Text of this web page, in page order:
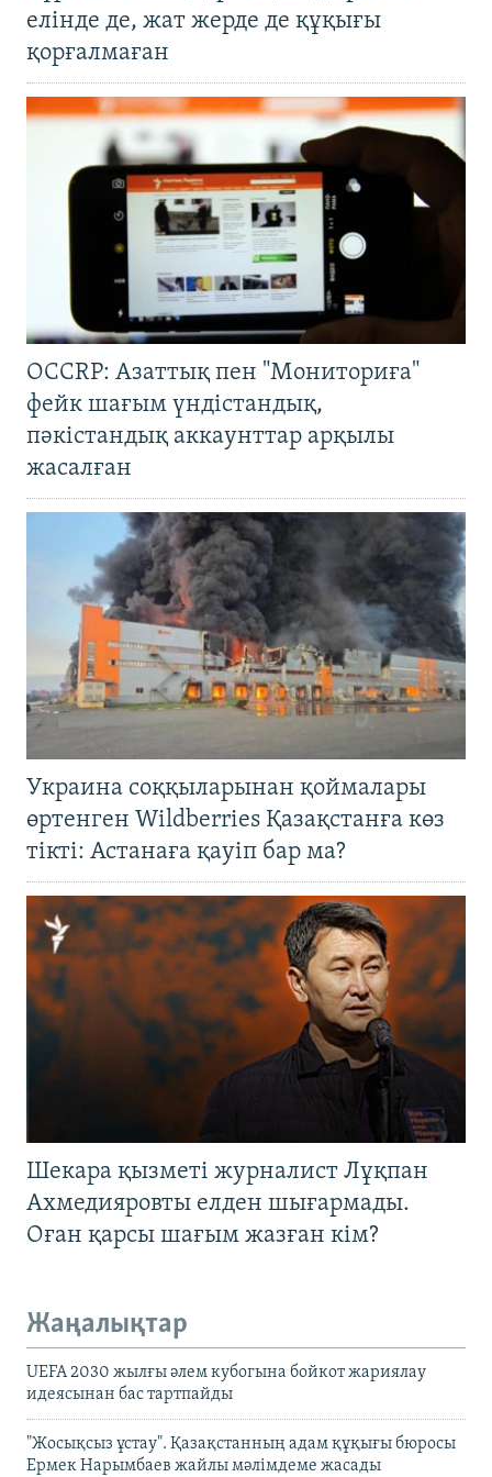
елінде де, жат жерде де құқығы
қорғалмаған
OCCRP: Азаттық пен "Мониториға"
фейк шағым үндістандық,
пәкістандық аккаунттар арқылы
жасалған
Украина соққыларынан қоймалары
өртенген Wildberries Қазақстанға көз
тікті: Астанаға қауіп бар ма?
Шекара қызметі журналист Лұқпан
Ахмедияровты елден шығармады.
Оған қарсы шағым жазған кім?
Жаңалықтар
UEFA 2030 жылғы әлем кубогына бойкот жариялау
идеясынан бас тартпайды
"Жосықсыз ұстау". Қазақстанның адам құқығы бюросы
Ермек Нарымбаев жайлы мәлімдеме жасады